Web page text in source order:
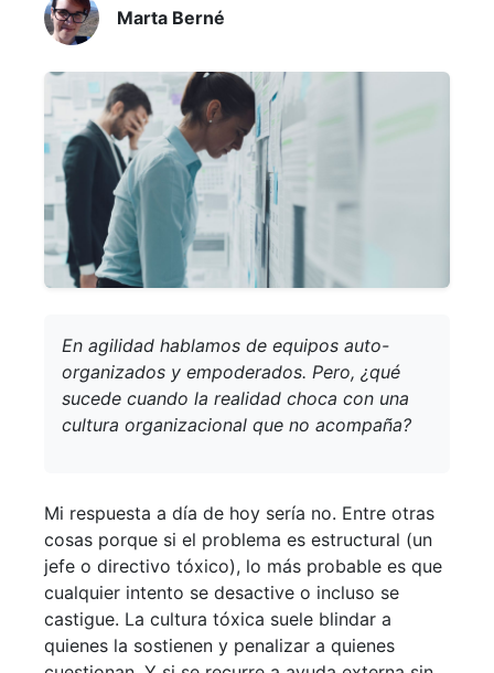
Marta Berné
En agilidad hablamos de equipos auto-
organizados y empoderados. Pero, ¿qué
sucede cuando la realidad choca con una
cultura organizacional que no acompaña?
Mi respuesta a día de hoy sería no. Entre otras
cosas porque si el problema es estructural (un
jefe o directivo tóxico), lo más probable es que
cualquier intento se desactive o incluso se
castigue. La cultura tóxica suele blindar a
quienes la sostienen y penalizar a quienes